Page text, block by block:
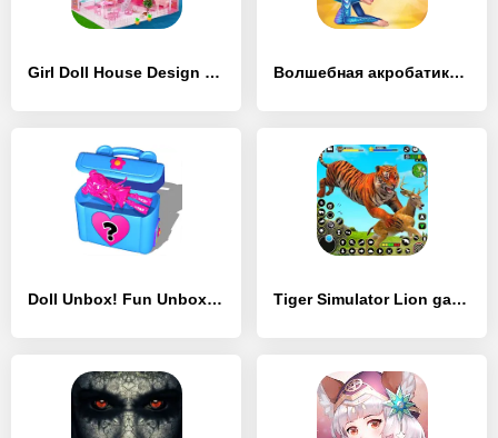
Girl Doll House Design Games - [MOD Много денег] Волшебная акробатика - [MOD Бесконечные монеты]
Doll Unbox! Fun Unboxing Games - [MOD Много денег] Tiger Simulator Lion games 3D - [MOD Бесконечные деньги]